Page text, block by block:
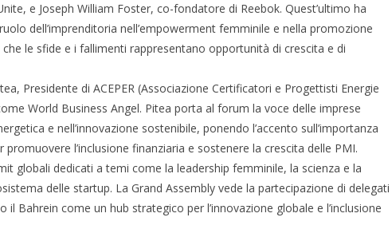
e Joseph William Foster, co-fondatore di Reebok. Quest’ultimo ha
dell’imprenditoria nell’empowerment femminile e nella promozione
le sfide e i fallimenti rappresentano opportunità di crescita e di
Presidente di ACEPER (Associazione Certificatori e Progettisti Energie
World Business Angel. Pitea porta al forum la voce delle imprese
e nell’innovazione sostenibile, ponendo l’accento sull’importanza
l’inclusione finanziaria e sostenere la crescita delle PMI.
globali dedicati a temi come la leadership femminile, la scienza e la
delle startup. La Grand Assembly vede la partecipazione di delegati
Bahrein come un hub strategico per l’innovazione globale e l’inclusione